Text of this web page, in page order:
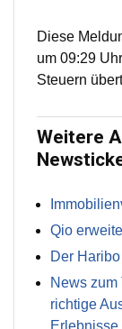
Diese
um 09:29
Steuern
Weitere
Qio
Der
News
richtige